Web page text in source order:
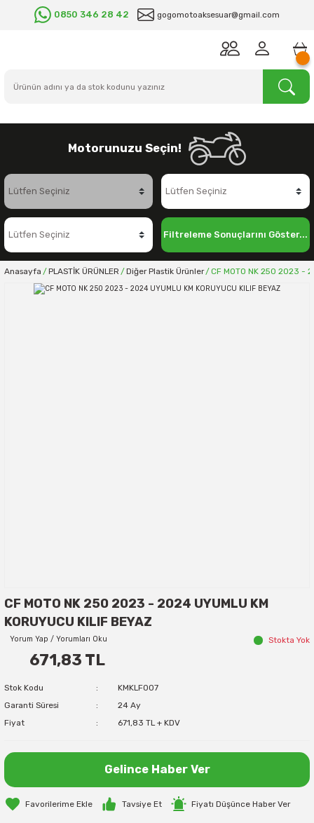
0850 346 28 42 gogomotoaksesuar@gmail.com
Motorunuzu Seçin!
Filtreleme Sonuçlarını Göster...
Anasayfa PLASTİK ÜRÜNLER Diğer Plastik Ürünler CF MOTO NK 250 2023 -
CF MOTO NK 250 2023 - 2024 UYUMLU KM
KORUYUCU KILIF BEYAZ
Yorum Yap / Yorumları Oku Stokta Yok
671,83 TL
Stok Kodu
KMKLF007
Garanti Süresi
24 Ay
Fiyat
671,83 TL + KDV
Gelince Haber Ver
Tavsiye Et Fiyatı Düşünce Haber Ver